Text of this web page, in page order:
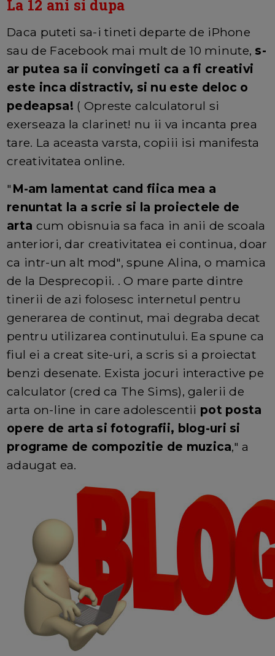
La 12 ani si dupa
Daca puteti sa-i tineti departe de iPhone
sau de Facebook mai mult de 10 minute, s-
ar putea sa ii convingeti ca a fi creativi
este inca distractiv, si nu este deloc o
pedeapsa! ( Opreste calculatorul si
exerseaza la clarinet! nu ii va incanta prea
tare. La aceasta varsta, copiii isi manifesta
creativitatea online.
" M-am lamentat cand fiica mea a
renuntat la a scrie si la proiectele de
arta cum obisnuia sa faca in anii de scoala
anteriori, dar creativitatea ei continua, doar
ca intr-un alt mod", spune Alina, o mamica
de la Desprecopii. . O mare parte dintre
tinerii de azi folosesc internetul pentru
generarea de continut, mai degraba decat
pentru utilizarea continutului. Ea spune ca
fiul ei a creat site-uri, a scris si a proiectat
benzi desenate. Exista jocuri interactive pe
calculator (cred ca The Sims), galerii de
arta on-line in care adolescentii pot posta
opere de arta si fotografii, blog-uri si
programe de compozitie de muzica," a
adaugat ea.